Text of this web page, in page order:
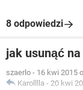
8 odpowiedzi
jak usunąć
szaerlo - 16 kwi 2015
Karolllla - 20 kwi